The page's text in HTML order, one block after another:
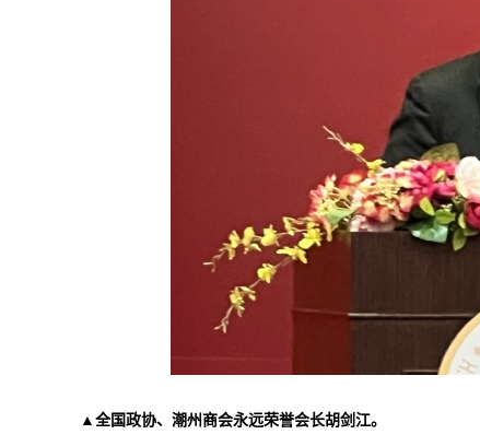
▲全国政协、潮州商会永远荣誉会长胡剑江。